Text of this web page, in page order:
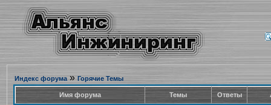
Индекс форума» Горячие Темы
Имя форума Темы Ответы